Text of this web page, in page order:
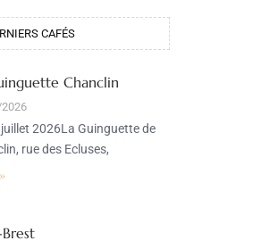
CAFÉS
Chanclin
2026La Guinguette de
rue des Ecluses,